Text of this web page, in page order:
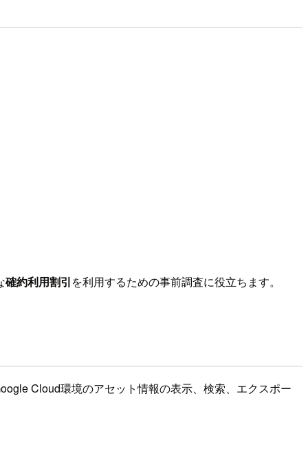
確約利用割引を利用するための事前調査に役立ちます。
Cloud環境のアセット情報の表示、検索、エクスポー